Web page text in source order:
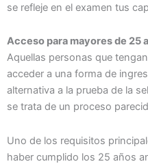
se refleje en el examen tus
Acceso para mayores de 25
Aquellas personas que
acceder a una forma de
alternativa a la prueba de la
se trata de un proceso
Uno de los requisitos
haber cumplido los 25 años